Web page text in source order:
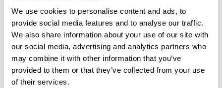
We use cookies to personalise content and ads, to
provide social media features and to analyse our traffic.
We also share information about your use of our site with
our social media, advertising and analytics partners who
may combine it with other information that you’ve
provided to them or that they’ve collected from your use
of their services.
Neueste Nachrichten
Bleiben Sie auf dem Laufenden mit den neuesten
Nachrichten von CEA. Hier finden Sie die
wichtigsten Neuigkeiten und Produkte, die wir
präsentieren.